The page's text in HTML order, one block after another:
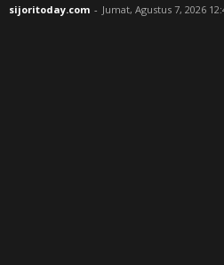
sijoritoday.com - Jumat, Agustus 7, 2026